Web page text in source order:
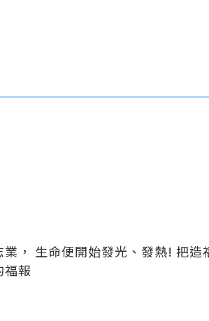
， 生命便開始發光、發熱! 把造
報